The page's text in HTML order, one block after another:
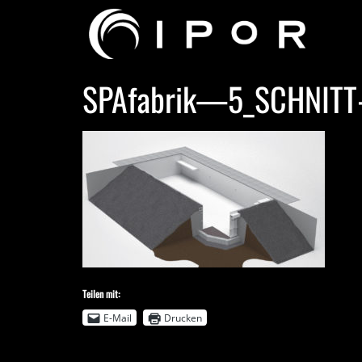
Teilen mit:
E-Mail
Drucken